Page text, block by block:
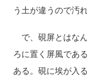
う土が違うので汚
で、硯屏とはな
ろに置く屏風であ
ある。硯に埃が入